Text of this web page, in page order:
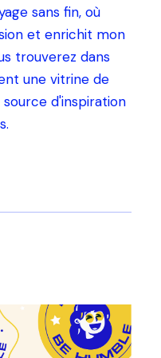
sans fin, où
et enrichit mon
trouverez dans
une vitrine de
source d'inspiration